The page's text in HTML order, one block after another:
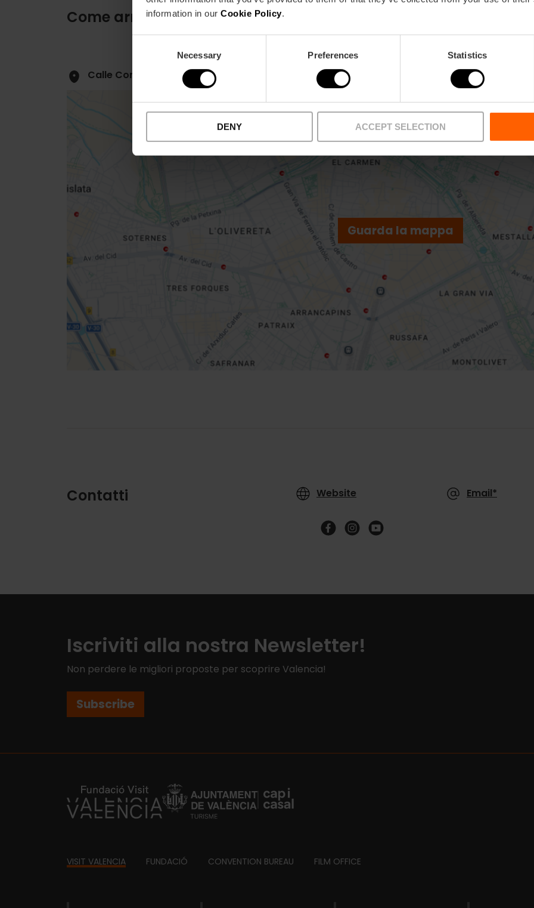
information in our Cookie Policy.
Necessary Preferences Statistics
DENY ACCEPT SELECTION
Come arrivare
Calle Correos, 10 46002 València
Guarda la mappa
Indicazioni
sidebar
Contatti Website Email*
Follow
Iscriviti alla nostra Newsletter!
Non perdere le migliori proposte per scoprire Valencia!
Subscribe
https://fundacion.visitvalencia.com/
Footer
VISIT VALENCIA FUNDACIÓ CONVENTION BUREAU FILM OFFICE